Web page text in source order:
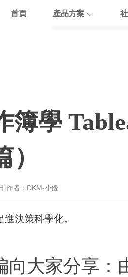
首頁 產品方案
Nextcloud
簿學
|作者：DKM-小優
決策科學化。
向大家分享：